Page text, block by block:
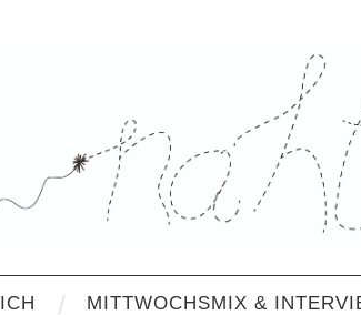
MITTWOCHSMIX &